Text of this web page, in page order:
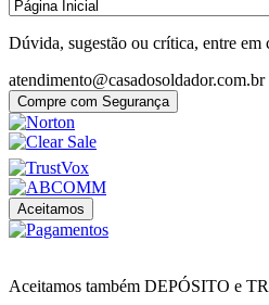
Dúvida, sugestão ou crítica, entre em
atendimento@casadosoldador.com.br
Compre com Segurança
Aceitamos
Aceitamos também DEPÓSITO e